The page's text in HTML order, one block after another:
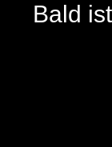
Bald